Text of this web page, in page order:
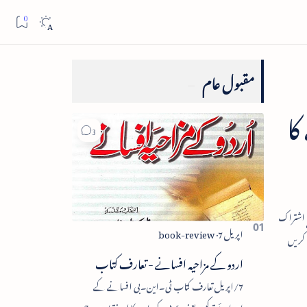
مقبول عام
اردو کے مزاحیہ افسانے - تعارف کتاب
7/اپریل تعارف کتاب ٹی۔این۔بی افسانے کے